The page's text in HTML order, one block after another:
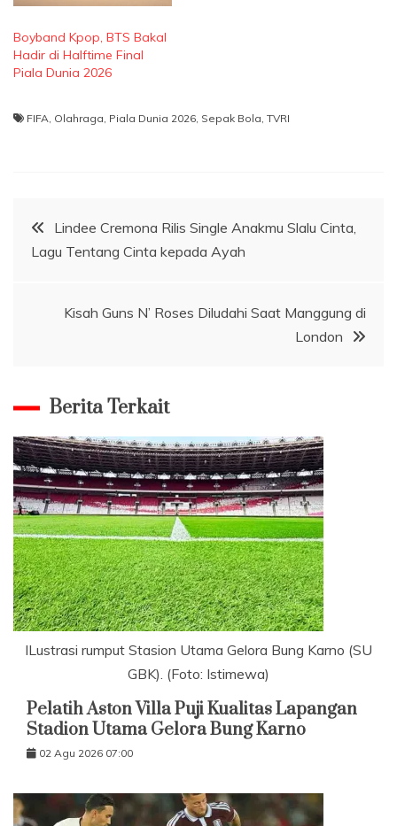
Boyband Kpop, BTS Bakal
Hadir di Halftime Final
Piala Dunia 2026
FIFA, Olahraga, Piala Dunia 2026, Sepak Bola, TVRI
Navigasi
pos
Lindee Cremona Rilis Single Anakmu Slalu Cinta,
Lagu Tentang Cinta kepada Ayah
Kisah Guns N’ Roses Diludahi Saat Manggung di
London
Berita Terkait
ILustrasi rumput Stasion Utama Gelora Bung Karno (SU
GBK). (Foto: Istimewa)
Pelatih Aston Villa Puji Kualitas Lapangan
Stadion Utama Gelora Bung Karno
02 Agu 2026 07:00